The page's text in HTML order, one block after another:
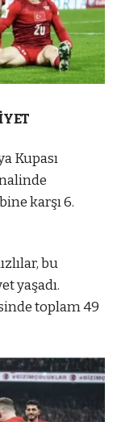
Kupası
karşı 6.
bu
yaşadı.
toplam 49